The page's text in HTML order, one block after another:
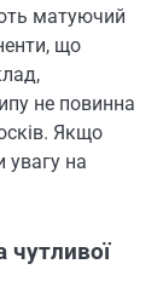
матуючий
що
не повинна
Якщо
увагу на
чутливої